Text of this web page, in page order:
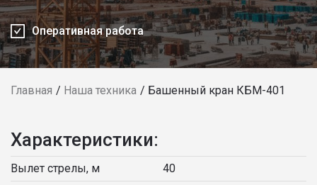
Оперативная работа
Главная Наша техника Башенный кран КБМ-401
Характеристики:
Вылет стрелы, м
40